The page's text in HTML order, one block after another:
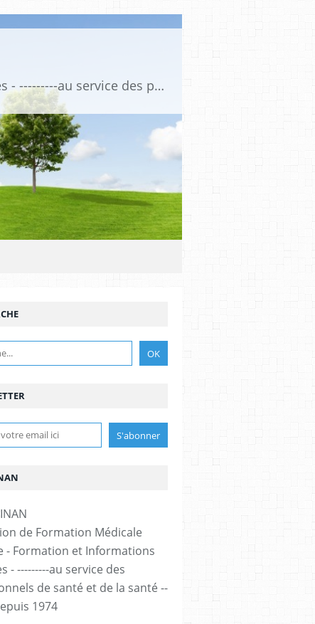
Association de Formation Médicale Continue - Formation et Informations Médicales - ---------au service des professionnels de santé et de la santé ------------ depuis 1974
de Formation Médicale
- Formation et Informations
- ---------au service des
de santé et de la santé --
1974